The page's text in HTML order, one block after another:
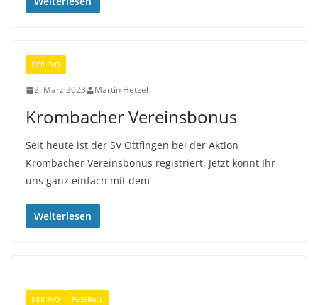
DER SVO
2. März 2023 Martin Hetzel
Krombacher Vereinsbonus
Seit heute ist der SV Ottfingen bei der Aktion
Krombacher Vereinsbonus registriert. Jetzt könnt Ihr
uns ganz einfach mit dem
Weiterlesen
DER SVO FUSSBALL